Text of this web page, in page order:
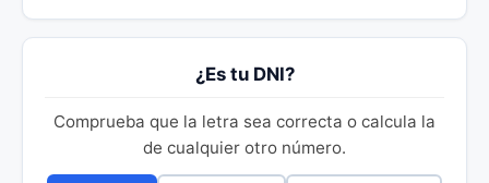
¿Es tu DNI?
Comprueba que la letra sea correcta o calcula la
de cualquier otro número.